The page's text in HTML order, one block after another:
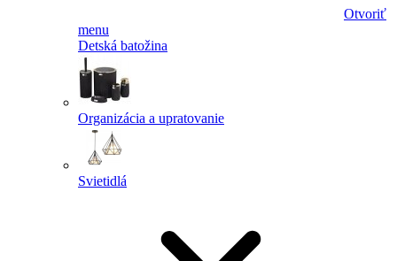
Otvoriť
menu
Detská batožina
Organizácia a upratovanie
Svietidlá